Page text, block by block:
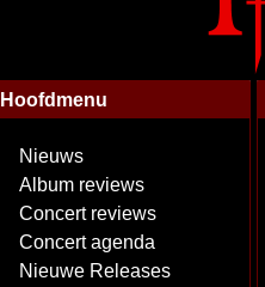
Hoofdmenu
Nieuws
Album reviews
Concert reviews
Concert agenda
Nieuwe Releases